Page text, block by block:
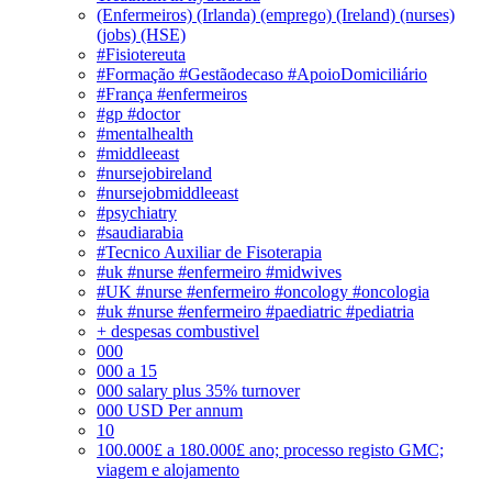
(Enfermeiros) (Irlanda) (emprego) (Ireland) (nurses)
(jobs) (HSE)
#Fisiotereuta
#Formação #Gestãodecaso #ApoioDomiciliário
#França #enfermeiros
#gp #doctor
#mentalhealth
#middleeast
#nursejobireland
#nursejobmiddleeast
#psychiatry
#saudiarabia
#Tecnico Auxiliar de Fisoterapia
#uk #nurse #enfermeiro #midwives
#UK #nurse #enfermeiro #oncology #oncologia
#uk #nurse #enfermeiro #paediatric #pediatria
+ despesas combustivel
000
000 a 15
000 salary plus 35% turnover
000 USD Per annum
10
100.000£ a 180.000£ ano; processo registo GMC;
viagem e alojamento